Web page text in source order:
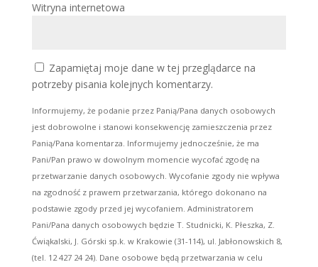
Witryna internetowa
Zapamiętaj moje dane w tej przeglądarce na
potrzeby pisania kolejnych komentarzy.
Informujemy, że podanie przez Panią/Pana danych osobowych
jest dobrowolne i stanowi konsekwencję zamieszczenia przez
Panią/Pana komentarza. Informujemy jednocześnie, że ma
Pani/Pan prawo w dowolnym momencie wycofać zgodę na
przetwarzanie danych osobowych. Wycofanie zgody nie wpływa
na zgodność z prawem przetwarzania, którego dokonano na
podstawie zgody przed jej wycofaniem. Administratorem
Pani/Pana danych osobowych będzie T. Studnicki, K. Płeszka, Z.
Ćwiąkalski, J. Górski sp.k. w Krakowie (31-114), ul. Jabłonowskich 8,
(tel. 12 427 24 24). Dane osobowe będą przetwarzania w celu